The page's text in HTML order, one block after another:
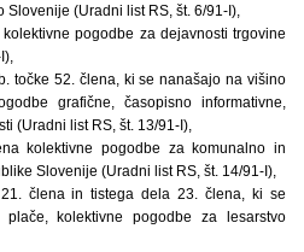
(Uradni list RS, št. 6/91-I),
pogodbe za dejavnosti trgovine
točke 52. člena, ki se nanašajo na višino
grafične, časopisno informativne,
(Uradni list RS, št. 13/91-I),
kolektivne pogodbe za komunalno in
Slovenije (Uradni list RS, št. 14/91-I),
člena in tistega dela 23. člena, ki se
kolektivne pogodbe za lesarstvo